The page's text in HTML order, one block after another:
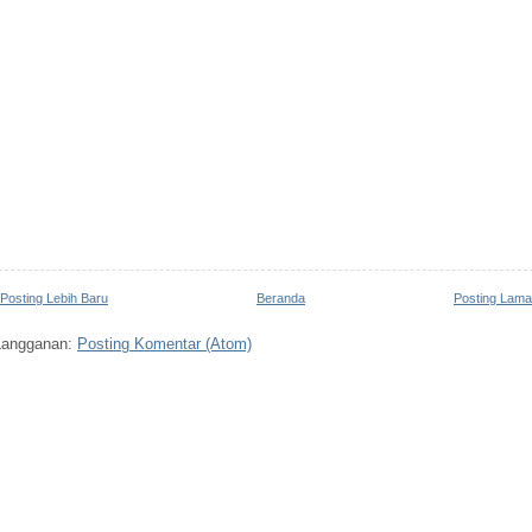
Posting Lebih Baru Posting Lama
Beranda
Posting Komentar (Atom)